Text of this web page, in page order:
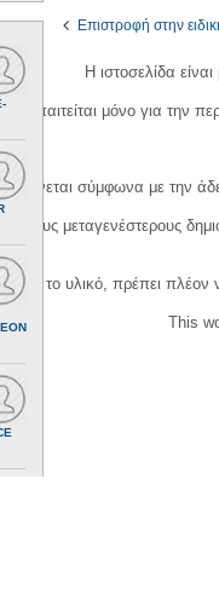
Επιστροφή στην
Η ιστοσελίδα
απαιτείται μόνο για την
γίνεται σύμφωνα με την
τους μεταγενέστερους
το υλικό, πρέπει πλέον
This